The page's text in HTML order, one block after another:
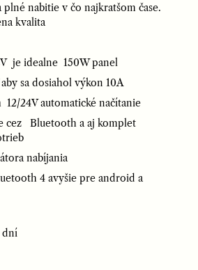
plné nabitie v čo najkratšom čase.
kvalita
je idealne 150W panel
sa dosiahol výkon 10A
12/24V automatické načítanie
cez Bluetooth a aj komplet
nabíjania
4 avyšie pre android a
dní